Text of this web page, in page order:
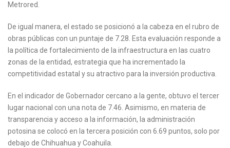
Metrored.
De igual manera, el estado se posicionó a la cabeza en el rubro de
obras públicas con un puntaje de 7.28. Esta evaluación responde a
la política de fortalecimiento de la infraestructura en las cuatro
zonas de la entidad, estrategia que ha incrementado la
competitividad estatal y su atractivo para la inversión productiva.
En el indicador de Gobernador cercano a la gente, obtuvo el tercer
lugar nacional con una nota de 7.46. Asimismo, en materia de
transparencia y acceso a la información, la administración
potosina se colocó en la tercera posición con 6.69 puntos, solo por
debajo de Chihuahua y Coahuila.